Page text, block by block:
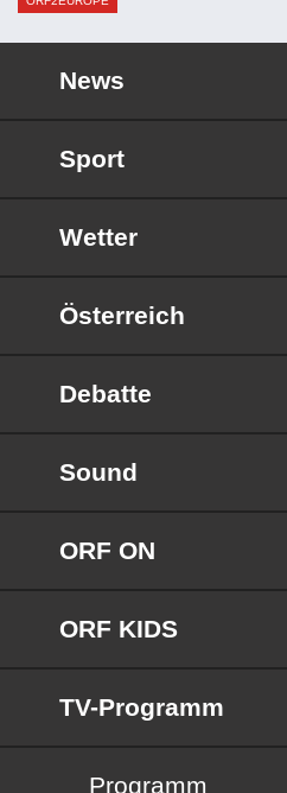
News
Sport
Wetter
Österreich
Debatte
Sound
ORF ON
ORF KIDS
TV-Programm
Programm